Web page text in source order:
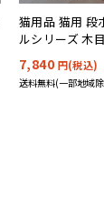
猫用品 猫用 段
ルシリーズ 木
7,840 円(税込)
送料無料(一部地域